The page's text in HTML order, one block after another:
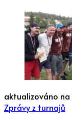
aktualizováno na
Zprávy z turnajů